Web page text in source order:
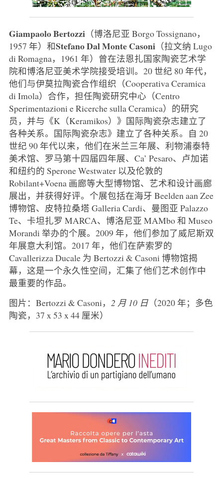
Giampaolo Bertozzi （博洛尼亚 Borgo Tossignano，
1957 年）和Stefano Dal Monte Casoni （拉文纳 Lugo
di Romagna，1961 年）曾在法恩扎国家陶瓷艺术学
院和博洛尼亚美术学院接受培训。20 世纪 80 年代，
他们与伊莫拉陶瓷合作组织（Cooperativa Ceramica
di Imola）合作，担任陶瓷研究中心（Centro
Sperimentazioni e Ricerche sulla Ceramica）的研究
员，并与《K（Keramikos）》国际陶瓷杂志建立了
各种关系。国际陶瓷杂志》建立了各种关系。自 20
世纪 90 年代以来，他们在米兰三年展、利物浦泰特
美术馆、罗马第十四届四年展、Ca’ Pesaro、卢加诺
和纽约的 Sperone Westwater 以及伦敦的
Robilant+Voena 画廊等大型博物馆、艺术和设计画廊
展出，并获得好评。个展包括在海牙 Beelden aan Zee
博物馆、皮特拉桑塔 Galleria Cardi、曼图亚 Palazzo
Te、卡坦扎罗 MARCA、博洛尼亚 MAMbo 和 Museo
Morandi 举办的个展。2009 年，他们参加了威尼斯双
年展意大利馆。2017 年，他们在萨索罗的
Cavallerizza Ducale 为 Bertozzi & Casoni 博物馆揭
幕，这是一个永久性空间，汇集了他们艺术创作中
最重要的作品。
图片：Bertozzi & Casoni， 2 月 10 日（2020 年；多色
陶瓷，37 x 53 x 44 厘米）